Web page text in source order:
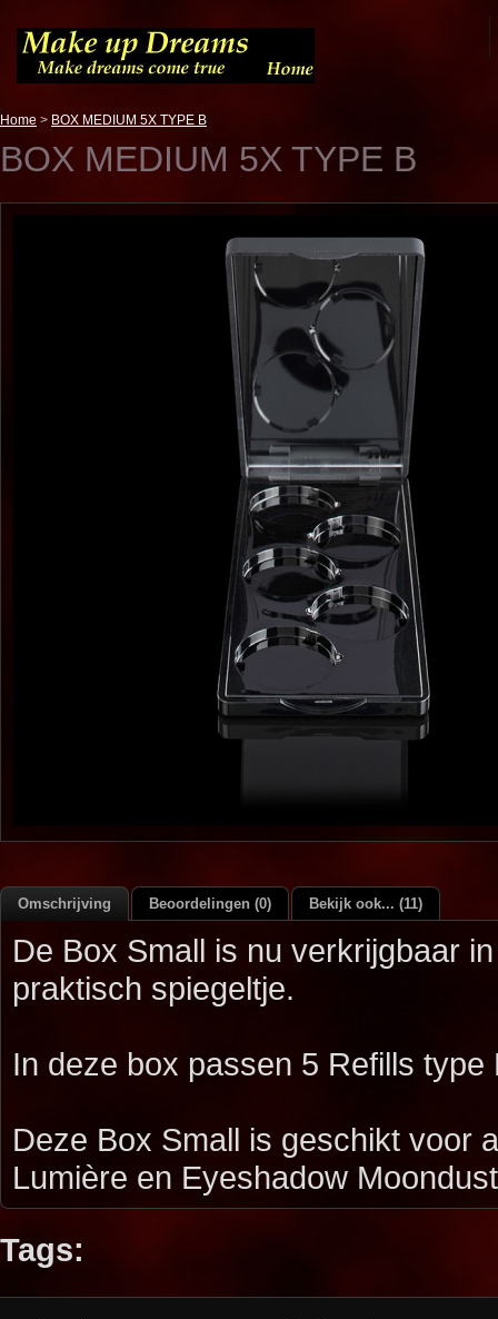
Home > BOX MEDIUM 5X TYPE B
BOX MEDIUM 5X TYPE B
Omschrijving Beoordelingen (0) Bekijk ook... (11)
De Box Small is nu verkrijgbaar
praktisch spiegeltje.
In deze box passen 5 Refills
Deze Box Small is geschikt voor
Lumière en Eyeshadow
Tags: